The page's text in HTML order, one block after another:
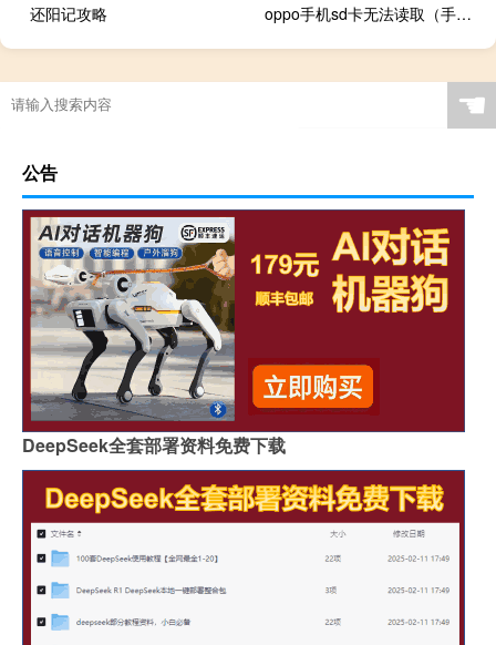
还阳记攻略
oppo手机sd卡无法读取（手机sd卡无法读取）
☚
公告
DeepSeek全套部署资料免费下载